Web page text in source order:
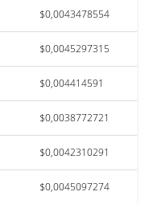
$0,0043478554
$0,0045297315
$0,004414591
$0,0038772721
$0,0042310291
$0,0045097274